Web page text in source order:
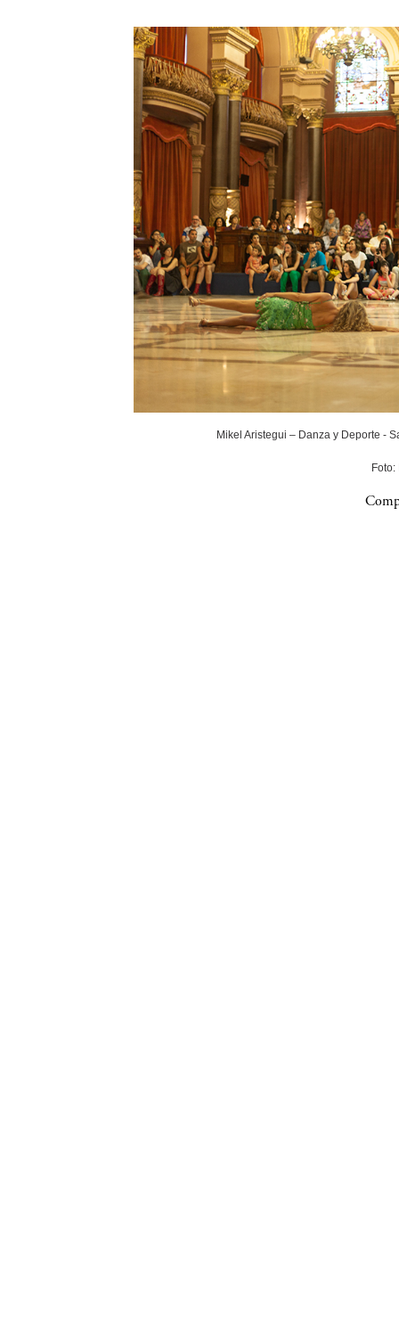
Mikel Aristegui – Danza y Deporte -